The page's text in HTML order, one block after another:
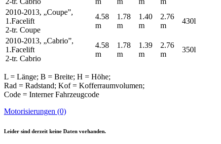
2010-2013, „Coupe”,
1.Facelift
2-tr. Coupe
4.58
m
1.78
m
1.40
m
2.76
m
430l
2010-2013, „Cabrio”,
1.Facelift
2-tr. Cabrio
4.58
m
1.78
m
1.39
m
2.76
m
350l
L = Länge; B = Breite; H = Höhe;
Rad = Radstand; Kof = Kofferraumvolumen;
Code = Interner Fahrzeugcode
Motorisierungen (0)
Leider sind derzeit keine Daten vorhanden.